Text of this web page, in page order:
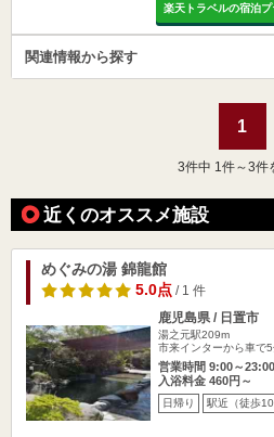
楽天トラベルの宿泊プ
関連情報から探す
1
3件中 1件～3件
近くのオススメ施設
めぐみの湯 錦龍館
5.0点/ 1 件
鹿児島県 / 日置市
湯之元駅209m
市来インターから車で
営業時間 9:00～23:00
入浴料金 460円～
日帰り 駅近（徒歩10